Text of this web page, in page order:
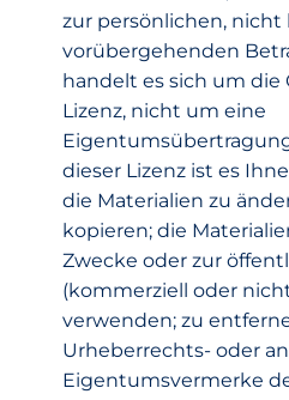
zur persönlichen,
vorübergehenden
handelt es sich um die
Lizenz, nicht um eine
dieser Lizenz ist es
die Materialien zu
kopieren; die
Zwecke oder zur
(kommerziell oder
verwenden; zu
Urheberrechts- oder
Eigentumsvermerke